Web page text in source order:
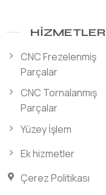
HIZMETLER
CNC Frezelenmiş
Parçalar
CNC Tornalanmış
Parçalar
Yüzey İşlem
Ek hizmetler
Çerez Politikası